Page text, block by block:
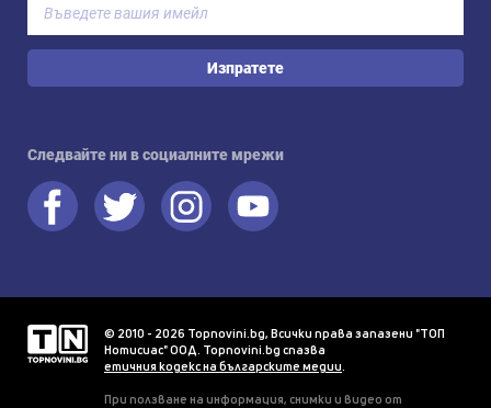
Изпратете
Следвайте ни в социалните мрежи
© 2010 - 2026 Topnovini.bg, Всички права запазени "ТОП
Нотисиас" ООД. Topnovini.bg спазва
етичния кодекс на българските медии.
При ползване на информация, снимки и видео от